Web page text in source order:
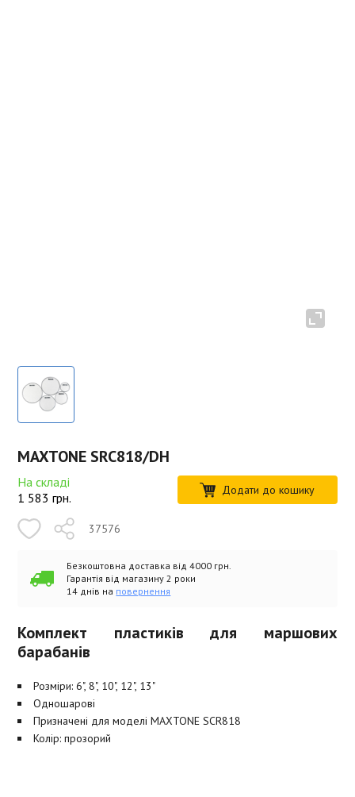
MAXTONE SRC818/DH
На складі
1 583 грн. Додати до кошику
37576
Безкоштовна доставка від 4000 грн.
Гарантія від магазину 2 роки
14 днів на повернення
Комплект пластиків для маршових
барабанів
Розміри: 6", 8", 10", 12", 13"
Одношарові
Призначені для моделі MAXTONE SCR818
Колір: прозорий